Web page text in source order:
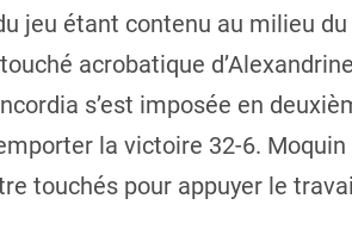
jeu étant contenu au milieu du
acrobatique
s’est imposée en
la victoire 32-6.
touchés pour appuyer le